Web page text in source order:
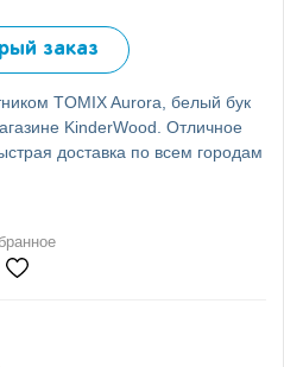
заказ
TOMIX Aurora, белый бук
KinderWood. Отличное
доставка по всем городам